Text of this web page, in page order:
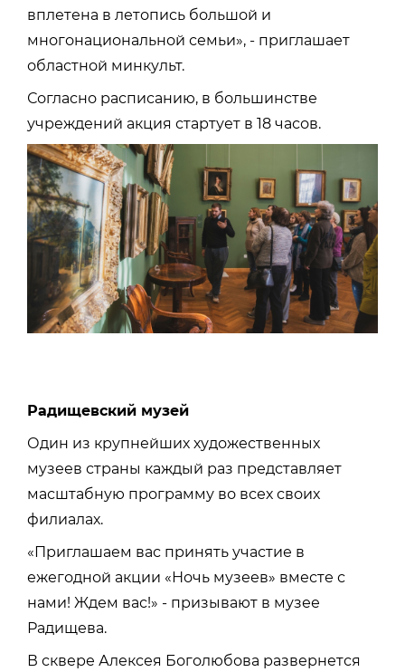
вплетена в летопись большой и
многонациональной семьи», - приглашает
областной минкульт.
Согласно расписанию, в большинстве
учреждений акция стартует в 18 часов.
Радищевский музей
Один из крупнейших художественных
музеев страны каждый раз представляет
масштабную программу во всех своих
филиалах.
«Приглашаем вас принять участие в
ежегодной акции «Ночь музеев» вместе с
нами! Ждем вас!» - призывают в музее
Радищева.
В сквере Алексея Боголюбова развернется